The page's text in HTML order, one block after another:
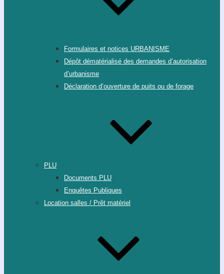
Formulaires et notices URBANISME
Dépôt dématérialisé des demandes d’autorisation
d’urbanisme
Déclaration d’ouverture de puits ou de forage
PLU
Documents PLU
Enquêtes Publiques
Location salles / Prêt matériel